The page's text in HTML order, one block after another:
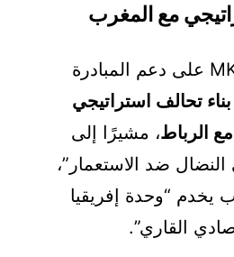
مع المغرب
لم يقتصر بيان حزب MK على دعم المبادرة
بناء تحالف استراتيجي
الرباط، مشيرًا إلى
ضد الاستعمار”،
يخدم “وحدة إفريقيا
القاري”.